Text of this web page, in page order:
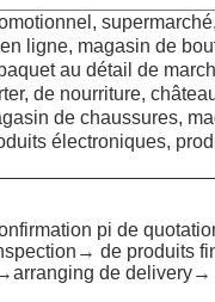
ligne, magasin de
au détail de
, de nourriture,
de chaussures,
électroniques,
pi de
de produits
de